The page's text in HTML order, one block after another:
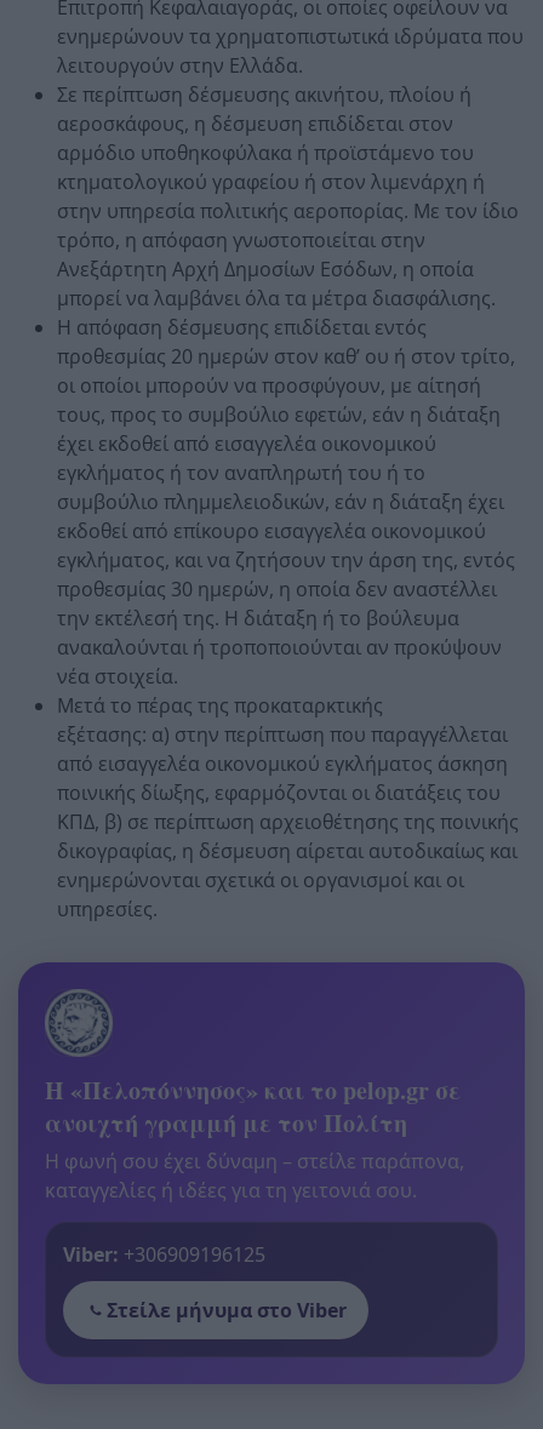
Επιτροπή Κεφαλαιαγοράς, οι οποίες οφείλουν να
ενημερώνουν τα χρηματοπιστωτικά ιδρύματα που
λειτουργούν στην Ελλάδα.
Σε περίπτωση δέσμευσης ακινήτου, πλοίου ή
αεροσκάφους, η δέσμευση επιδίδεται στον
αρμόδιο υποθηκοφύλακα ή προϊστάμενο του
κτηματολογικού γραφείου ή στον λιμενάρχη ή
στην υπηρεσία πολιτικής αεροπορίας. Με τον ίδιο
τρόπο, η απόφαση γνωστοποιείται στην
Ανεξάρτητη Αρχή Δημοσίων Εσόδων, η οποία
μπορεί να λαμβάνει όλα τα μέτρα διασφάλισης.
Η απόφαση δέσμευσης επιδίδεται εντός
προθεσμίας 20 ημερών στον καθ’ ου ή στον τρίτο,
οι οποίοι μπορούν να προσφύγουν, με αίτησή
τους, προς το συμβούλιο εφετών, εάν η διάταξη
έχει εκδοθεί από εισαγγελέα οικονομικού
εγκλήματος ή τον αναπληρωτή του ή το
συμβούλιο πλημμελειοδικών, εάν η διάταξη έχει
εκδοθεί από επίκουρο εισαγγελέα οικονομικού
εγκλήματος, και να ζητήσουν την άρση της, εντός
προθεσμίας 30 ημερών, η οποία δεν αναστέλλει
την εκτέλεσή της. Η διάταξη ή το βούλευμα
ανακαλούνται ή τροποποιούνται αν προκύψουν
νέα στοιχεία.
Μετά το πέρας της προκαταρκτικής
εξέτασης: α) στην περίπτωση που παραγγέλλεται
από εισαγγελέα οικονομικού εγκλήματος άσκηση
ποινικής δίωξης, εφαρμόζονται οι διατάξεις του
ΚΠΔ, β) σε περίπτωση αρχειοθέτησης της ποινικής
δικογραφίας, η δέσμευση αίρεται αυτοδικαίως και
ενημερώνονται σχετικά οι οργανισμοί και οι
υπηρεσίες.
Η «Πελοπόννησος» και το pelop.gr σε
ανοιχτή γραμμή με τον Πολίτη
Η φωνή σου έχει δύναμη – στείλε παράπονα,
καταγγελίες ή ιδέες για τη γειτονιά σου.
Viber: +306909196125
Στείλε μήνυμα στο Viber